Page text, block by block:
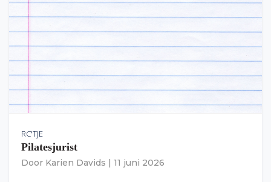
RC'TJE
Pilatesjurist
Door Karien Davids 11 juni 2026